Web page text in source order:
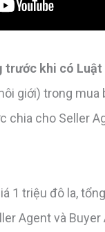
trước khi có
giới) trong
chia cho Seller
1 triệu đô la,
Agent và